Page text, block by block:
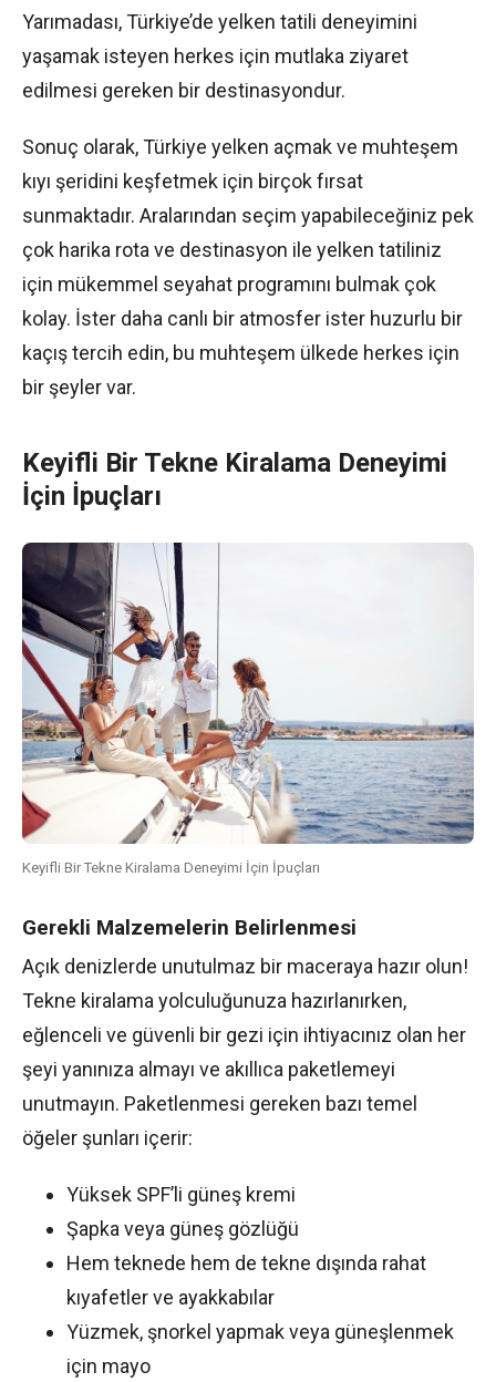
Yarımadası, Türkiye’de yelken tatili deneyimini
yaşamak isteyen herkes için mutlaka ziyaret
edilmesi gereken bir destinasyondur.
Sonuç olarak, Türkiye yelken açmak ve muhteşem
kıyı şeridini keşfetmek için birçok fırsat
sunmaktadır. Aralarından seçim yapabileceğiniz pek
çok harika rota ve destinasyon ile yelken tatiliniz
için mükemmel seyahat programını bulmak çok
kolay. İster daha canlı bir atmosfer ister huzurlu bir
kaçış tercih edin, bu muhteşem ülkede herkes için
bir şeyler var.
Keyifli Bir Tekne Kiralama Deneyimi
İçin İpuçları
Keyifli Bir Tekne Kiralama Deneyimi İçin İpuçları
Gerekli Malzemelerin Belirlenmesi
Açık denizlerde unutulmaz bir maceraya hazır olun!
Tekne kiralama yolculuğunuza hazırlanırken,
eğlenceli ve güvenli bir gezi için ihtiyacınız olan her
şeyi yanınıza almayı ve akıllıca paketlemeyi
unutmayın. Paketlenmesi gereken bazı temel
öğeler şunları içerir:
Yüksek SPF’li güneş kremi
Şapka veya güneş gözlüğü
Hem teknede hem de tekne dışında rahat
kıyafetler ve ayakkabılar
Yüzmek, şnorkel yapmak veya güneşlenmek
için mayo